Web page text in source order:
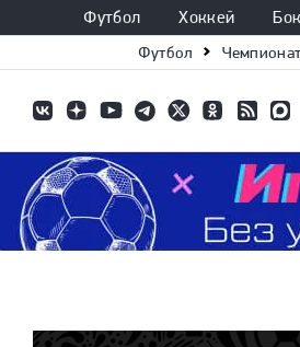
Футбол Хоккей
Футбол